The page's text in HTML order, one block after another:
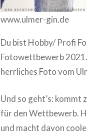
www.ulmer-gin.de
Du bist Hobby/ Profi
Fotowettbewerb 2021.
herrliches Foto vom
Und so geht’s: kommt
für den Wettbewerb.
und macht davon